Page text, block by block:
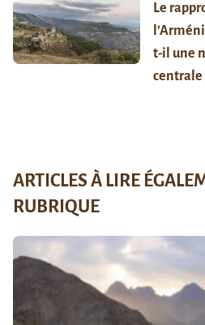
Le
t-il une
centrale
ARTICLES À LIRE
RUBRIQUE